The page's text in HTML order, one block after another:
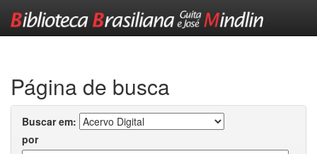
Página de busca
Buscar em:
por